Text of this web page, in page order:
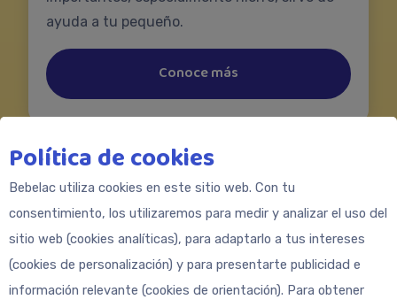
ayuda a tu pequeño.
Conoce más
Política de cookies
Bebelac utiliza cookies en este sitio web. Con tu
consentimiento, los utilizaremos para medir y analizar el uso del
sitio web (cookies analíticas), para adaptarlo a tus intereses
(cookies de personalización) y para presentarte publicidad e
información relevante (cookies de orientación). Para obtener